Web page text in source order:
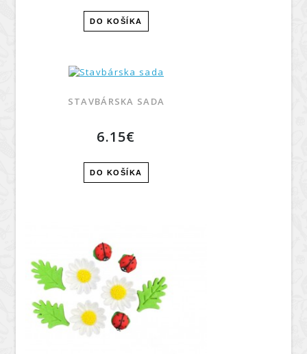
DO KOŠÍKA
STAVBÁRSKA SADA
6.15€
DO KOŠÍKA